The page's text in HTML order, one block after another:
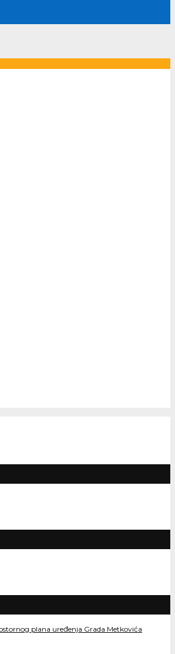
plana uređenja Grada Metkovića